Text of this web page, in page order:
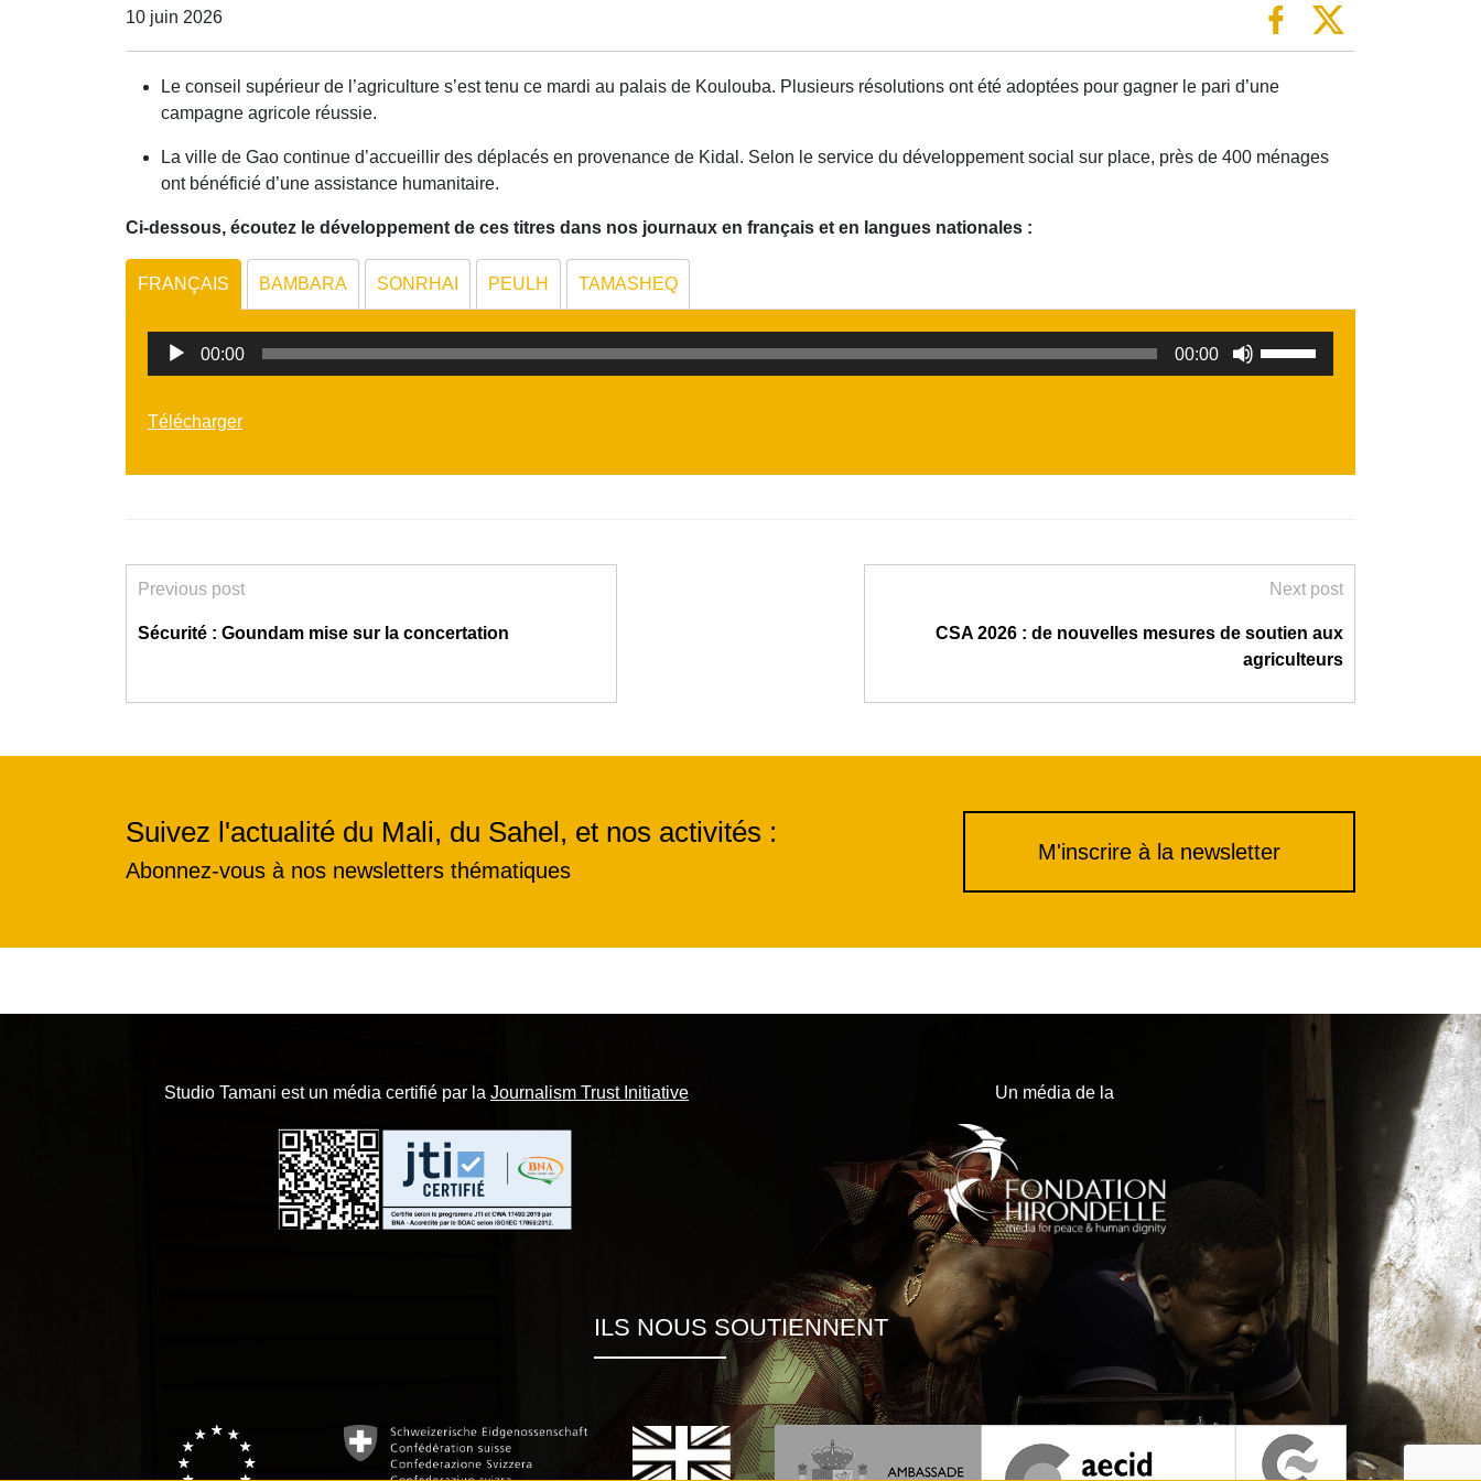
10 juin 2026
Le conseil supérieur de l’agriculture s’est tenu ce mardi au palais de Koulouba. Plusieurs résolutions ont été adoptées pour gagner le pari d’une
campagne agricole réussie.
La ville de Gao continue d’accueillir des déplacés en provenance de Kidal. Selon le service du développement social sur place, près de 400 ménages
ont bénéficié d’une assistance humanitaire.
Ci-dessous, écoutez le développement de ces titres dans nos journaux en français et en langues nationales :
FRANÇAIS BAMBARA SONRHAI PEULH TAMASHEQ
Lecteur
00:00 00:00
augmenter
volume.
Télécharger
Previous post
Sécurité : Goundam mise sur la concertation
Next post
CSA 2026 : de nouvelles mesures de soutien aux
agriculteurs
Suivez l'actualité du Mali, du Sahel, et nos activités :
Abonnez-vous à nos newsletters thématiques
M'inscrire à la newsletter
Studio Tamani est un média certifié par la Journalism Trust Initiative Un média de la
ILS NOUS SOUTIENNENT